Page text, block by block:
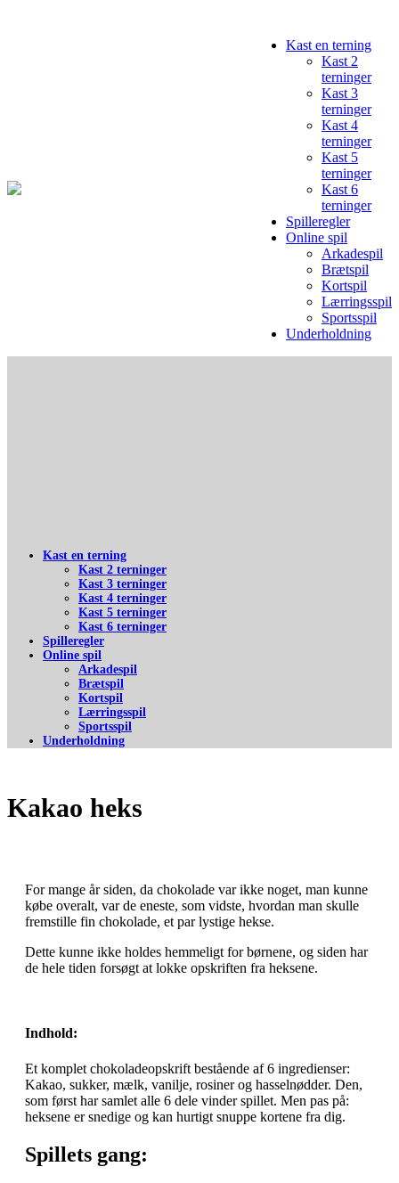
Kast en terning
Kast 2
terninger
Kast 3
terninger
Kast 4
terninger
Kast 5
terninger
Kast 6
terninger
Spilleregler
Online spil
Arkadespil
Brætspil
Kortspil
Lærringsspil
Sportsspil
Underholdning
Kast en terning
Kast 2 terninger
Kast 3 terninger
Kast 4 terninger
Kast 5 terninger
Kast 6 terninger
Spilleregler
Online spil
Arkadespil
Brætspil
Kortspil
Lærringsspil
Sportsspil
Underholdning
Kakao heks
For mange år siden, da chokolade var ikke noget, man kunne
købe overalt, var de eneste, som vidste, hvordan man skulle
fremstille fin chokolade, et par lystige hekse.
Dette kunne ikke holdes hemmeligt for børnene, og siden har
de hele tiden forsøgt at lokke opskriften fra heksene.
Indhold:
Et komplet chokoladeopskrift bestående af 6 ingredienser:
Kakao, sukker, mælk, vanilje, rosiner og hasselnødder. Den,
som først har samlet alle 6 dele vinder spillet. Men pas på:
heksene er snedige og kan hurtigt snuppe kortene fra dig.
Spillets gang: